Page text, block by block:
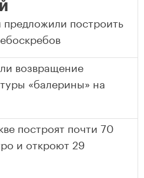
построить
возвращение
«балерины» на
построят почти 70
и откроют 29